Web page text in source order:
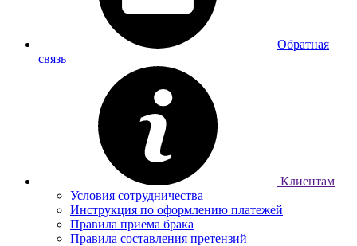
Обратная
связь
Клиентам
Условия сотрудничества
Инструкция по оформлению платежей
Правила приема брака
Правила составления претензий